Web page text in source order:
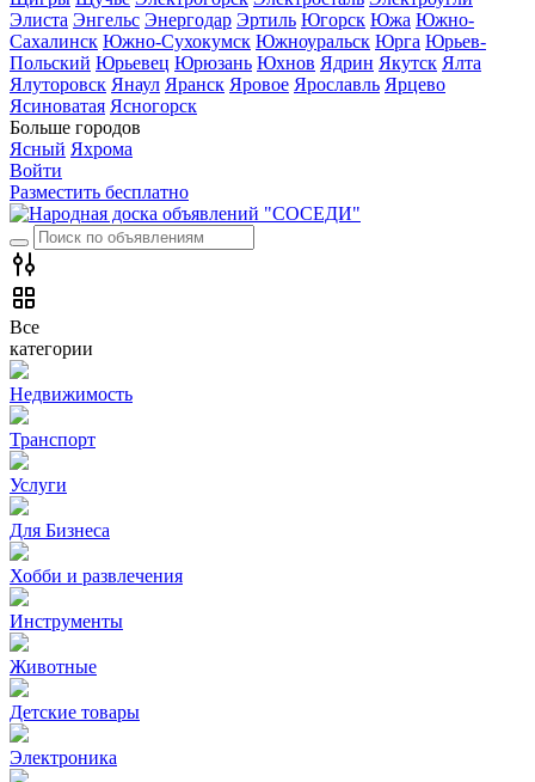
Элиста Энгельс Энергодар Эртиль Югорск Южа Южно-
Сахалинск Южно-Сухокумск Южноуральск Юрга Юрьев-
Польский Юрьевец Юрюзань Юхнов Ядрин Якутск Ялта
Ялуторовск Янаул Яранск Яровое Ярославль Ярцево
Ясиноватая Ясногорск
Больше городов
Ясный Яхрома
Войти
Разместить бесплатно
Все
категории
Недвижимость
Транспорт
Услуги
Для Бизнеса
Хобби и развлечения
Инструменты
Животные
Детские товары
Электроника